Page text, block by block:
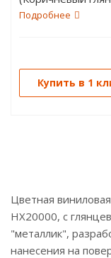
1.52 пог.м
Подробнее
Купить в 1
Цветная
НХ20000, с
"металлик",
нанесения на